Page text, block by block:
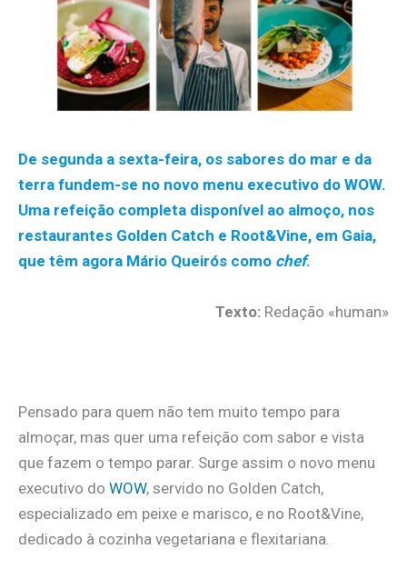
De segunda a sexta-feira, os sabores do mar e da
terra fundem-se no novo menu executivo do WOW.
Uma refeição completa disponível ao almoço, nos
restaurantes Golden Catch e Root&Vine, em Gaia,
que têm agora Mário Queirós como chef.
Texto: Redação «human»
Pensado para quem não tem muito tempo para
almoçar, mas quer uma refeição com sabor e vista
que fazem o tempo parar. Surge assim o novo menu
executivo do WOW, servido no Golden Catch,
especializado em peixe e marisco, e no Root&Vine,
dedicado à cozinha vegetariana e flexitariana.